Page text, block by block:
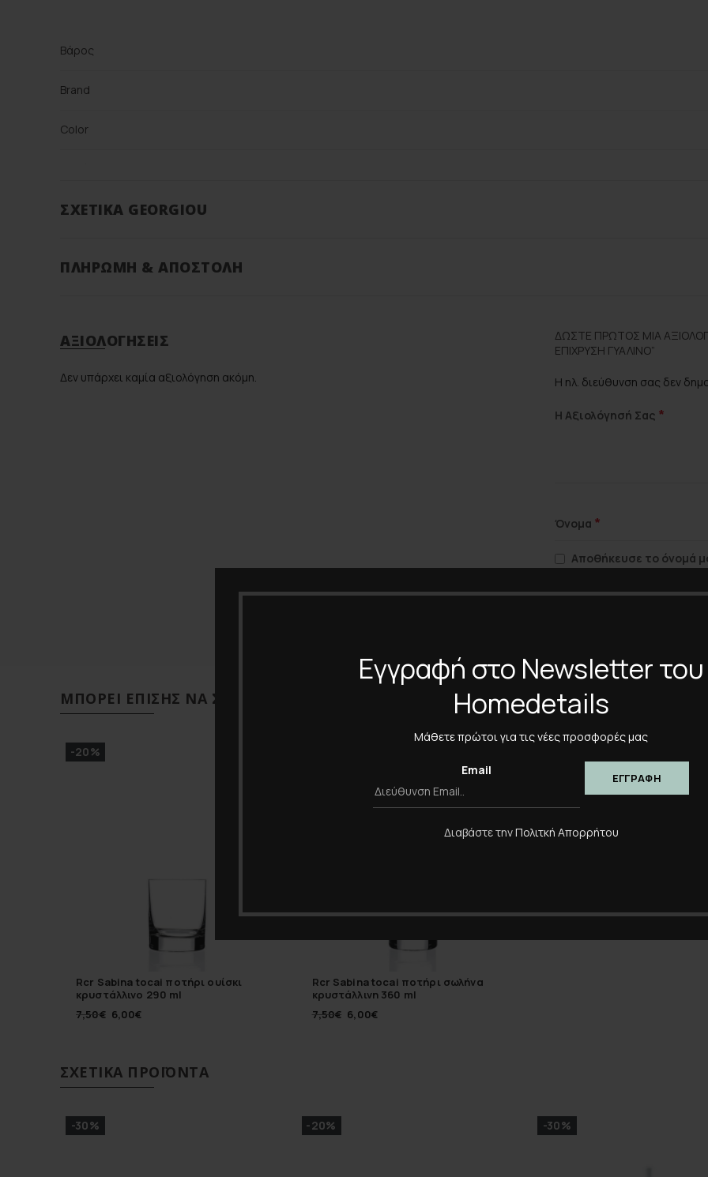
Εγγραφή στο Newsletter του
Homedetails
Μάθετε πρώτοι για τις νέες προσφορές μας
Email
Διαβάστε τηνΠολιτκή Απορρήτου
Βάρος
Brand
Color
ΣΧΕΤΙΚΆ GEORGIOU
ΠΛΗΡΩΜΉ & ΑΠΟΣΤΟΛΉ
ΑΞΙΟΛΟΓΉΣΕΙΣ
Δεν υπάρχει καμία αξιολόγηση ακόμη.
ΔΏΣΤΕ ΠΡΏΤΟΣ ΜΊΑ
ΕΠΊΧΡΥΣΗ ΓΥΆΛΙΝΟ”
Η ηλ. διεύθυνση σας δεν
Η Αξιολόγησή Σας *
Όνομα *
Αποθήκευσε το όνομά
ΜΠΟΡΕΊ ΕΠΊΣΗΣ ΝΑ ΣΑΣ ΑΡΈΣΕΙ…
-20%
Rcr Sabina tocai ποτήρι ουίσκι
κρυστάλλινο 290 ml
7,50€ 6,00€
Rcr Sabina tocai ποτήρι σωλήνα
κρυστάλλινη 360 ml
7,50€ 6,00€
ΣΧΕΤΙΚΆ ΠΡΟΪΌΝΤΑ
-30% -20% -30%